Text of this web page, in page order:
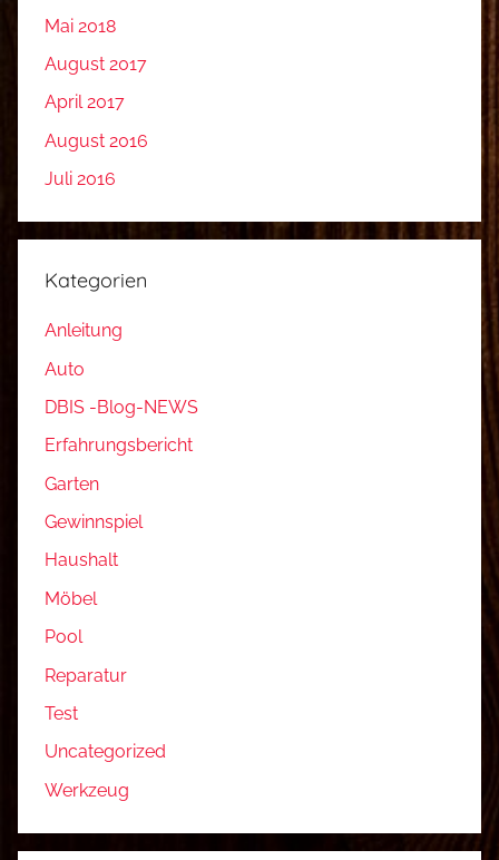
Mai 2018
August 2017
April 2017
August 2016
Juli 2016
Kategorien
Anleitung
Auto
DBIS -Blog-NEWS
Erfahrungsbericht
Garten
Gewinnspiel
Haushalt
Möbel
Pool
Reparatur
Test
Uncategorized
Werkzeug